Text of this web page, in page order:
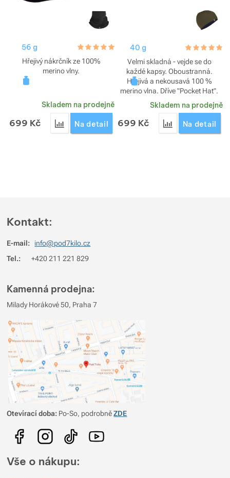
56 g hodnoceni_zakazniku
5.0 / 5
Hřejivý nákrčník ze 100%
merino vlny.
Skladem na prodejně
699 Kč Přidat 'Nákrčník Icebreaker 200 Oasis Flexi
Na detail
40 g
5.0 / 5
Velmi skladná - vejde se do
každé kapsy. Oboustranná.
Hřejivá a nekousavá 100 %
merino vlna. Dříve "Pocket Hat".
Skladem na prodejně
699 Kč Přidat 'Čepice
Na detail
Kontakt:
E-mail:
info@pod7kilo.cz
Tel.: +420 211 221 829
Kamenná prodejna:
Milady Horákové 50, Praha 7
Otevírací doba: Po-So, podrobněZDE
Vše o nákupu: